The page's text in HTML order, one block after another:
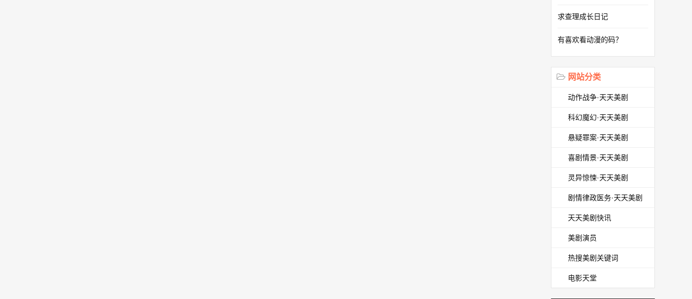
求查理成长日记
有喜欢看动漫的码？
网站分类
动作战争·天天美剧
科幻魔幻·天天美剧
悬疑罪案·天天美剧
喜剧情景·天天美剧
灵异惊悚·天天美剧
剧情律政医务·天天美剧
天天美剧快讯
美剧演员
热搜美剧关键词
电影天堂